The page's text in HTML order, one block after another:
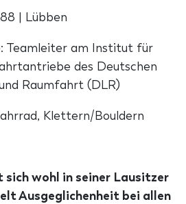
| Lübben
Teamleiter am Institut für
des Deutschen
Raumfahrt (DLR)
Klettern/Bouldern
sich wohl in seiner Lausitzer
Ausgeglichenheit bei allen